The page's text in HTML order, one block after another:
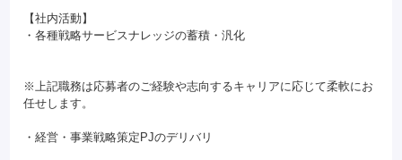
【社内活動】
・各種戦略サービスナレッジの蓄積・汎化
※上記職務は応募者のご経験や志向するキャリアに応じて柔軟にお
任せします。
・経営・事業戦略策定PJのデリバリ